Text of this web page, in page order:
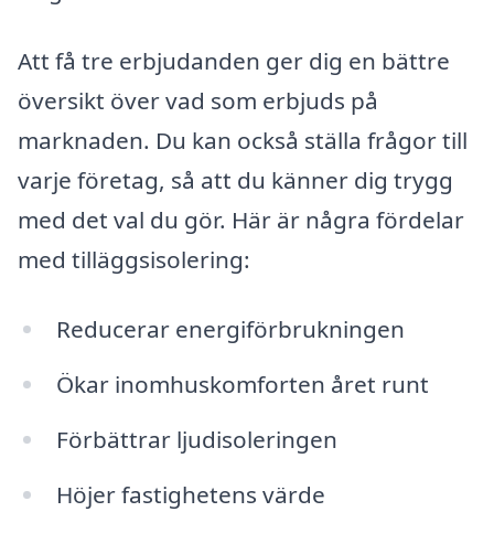
Att få tre erbjudanden ger dig en bättre
översikt över vad som erbjuds på
marknaden. Du kan också ställa frågor till
varje företag, så att du känner dig trygg
med det val du gör. Här är några fördelar
med tilläggsisolering:
Reducerar energiförbrukningen
Ökar inomhuskomforten året runt
Förbättrar ljudisoleringen
Höjer fastighetens värde